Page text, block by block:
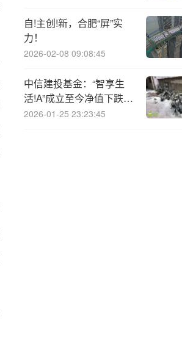
自!主创!新，合肥“屏”实
力！
2026-02-08 09:08:45
中信建投基金：“智享生
活!A”成立至今净值下跌
33.86%，旗下多只产品
2026-01-25 23:23:45